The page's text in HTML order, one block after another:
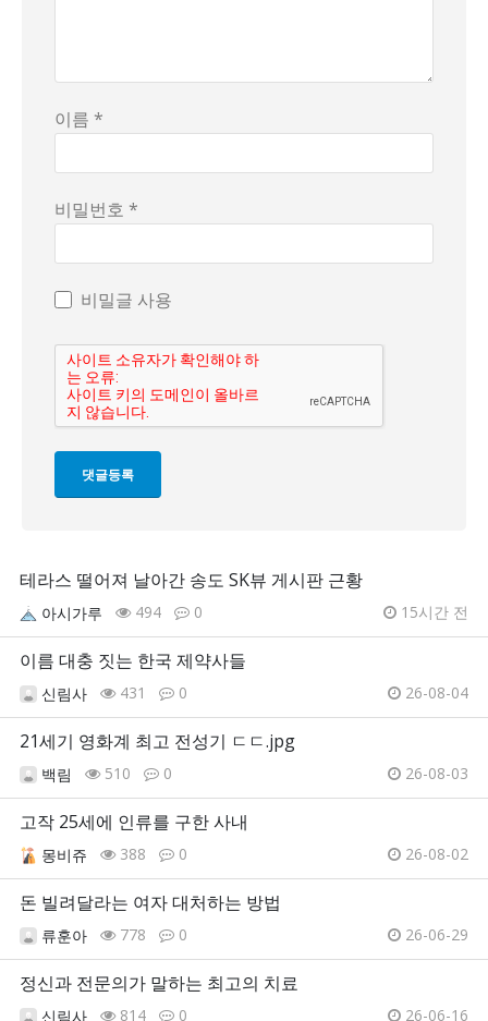
이름 *
비밀번호 *
비밀글 사용
테라스 떨어져 날아간 송도 SK뷰 게시판 근황
아시가루 494 0 15시간 전
이름 대충 짓는 한국 제약사들
신림사 431 0 26-08-04
21세기 영화계 최고 전성기 ㄷㄷ.jpg
백림 510 0 26-08-03
고작 25세에 인류를 구한 사내
몽비쥬 388 0 26-08-02
돈 빌려달라는 여자 대처하는 방법
류훈아 778 0 26-06-29
정신과 전문의가 말하는 최고의 치료
신림사 814 0 26-06-16